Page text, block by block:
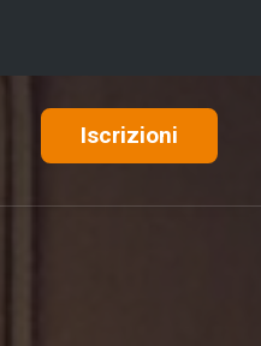
Iscrizioni